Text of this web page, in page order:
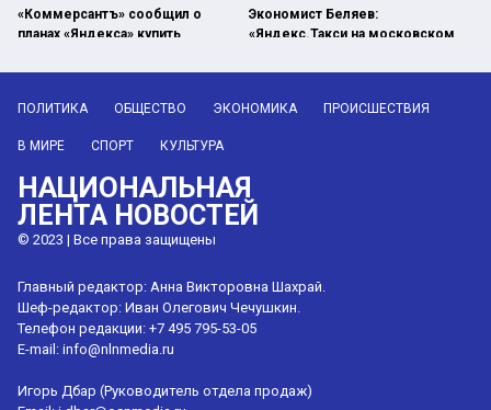
«Коммерсантъ» сообщил о
планах «Яндекса» купить
Экономист Беляев:
«Яндекс.Такси на московском
ПОЛИТИКА ОБЩЕСТВО ЭКОНОМИКА ПРОИСШЕСТВИЯ
В МИРЕ СПОРТ КУЛЬТУРА
НАЦИОНАЛЬНАЯ
ЛЕНТА НОВОСТЕЙ
© 2023 | Все права защищены
Главный редактор: Анна Викторовна Шахрай.
Шеф-редактор: Иван Олегович Чечушкин.
Телефон редакции: +7 495 795-53-05
E-mail: info@nlnmedia.ru
Игорь Дбар (Руководитель отдела продаж)